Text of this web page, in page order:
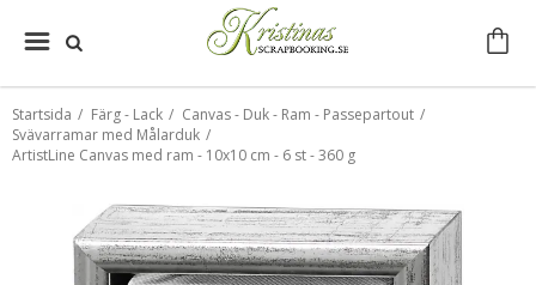
Startsida / Färg - Lack / Canvas - Duk - Ram - Passepartout /
Svävarramar med Målarduk /
ArtistLine Canvas med ram - 10x10 cm - 6 st - 360 g